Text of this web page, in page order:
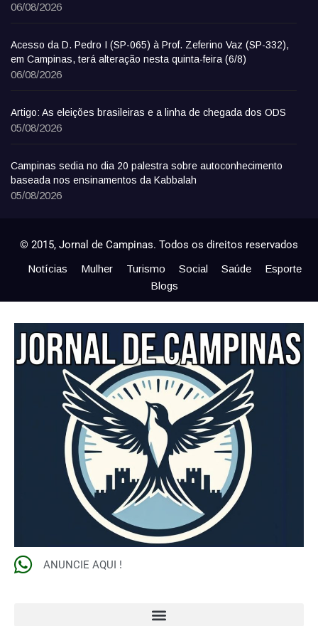
06/08/2026
Acesso da D. Pedro I (SP-065) à Prof. Zeferino Vaz (SP-332),
em Campinas, terá alteração nesta quinta-feira (6/8)
06/08/2026
Artigo: As eleições brasileiras e a linha de chegada dos ODS
05/08/2026
Campinas sedia no dia 20 palestra sobre autoconhecimento
baseada nos ensinamentos da Kabbalah
05/08/2026
© 2015, Jornal de Campinas. Todos os direitos reservados
Notícias Mulher Turismo Social Saúde
Esporte
Blogs
ANUNCIE AQUI !